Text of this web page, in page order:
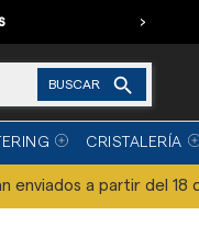
›
BUSCAR 
CRISTALERÍA
enviados a partir del